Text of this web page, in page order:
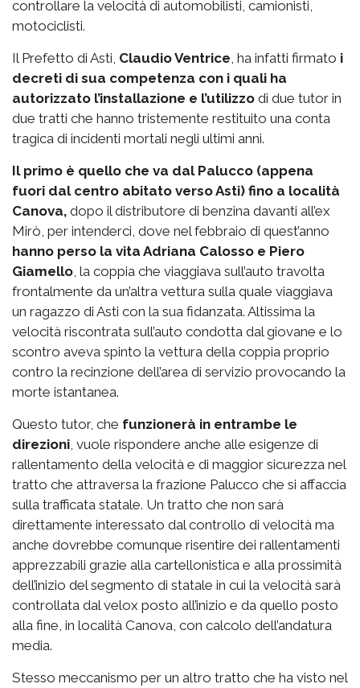
controllare la velocità di automobilisti, camionisti,
motociclisti.
Il Prefetto di Asti, Claudio Ventrice , ha infatti firmato i
decreti di sua competenza con i quali ha
autorizzato l’installazione e l’utilizzo di due tutor in
due tratti che hanno tristemente restituito una conta
tragica di incidenti mortali negli ultimi anni.
Il primo è quello che va dal Palucco (appena
fuori dal centro abitato verso Asti) fino a località
Canova, dopo il distributore di benzina davanti all’ex
Mirò, per intenderci, dove nel febbraio di quest’anno
hanno perso la vita Adriana Calosso e Piero
Giamello , la coppia che viaggiava sull’auto travolta
frontalmente da un’altra vettura sulla quale viaggiava
un ragazzo di Asti con la sua fidanzata. Altissima la
velocità riscontrata sull’auto condotta dal giovane e lo
scontro aveva spinto la vettura della coppia proprio
contro la recinzione dell’area di servizio provocando la
morte istantanea.
Questo tutor, che funzionerà in entrambe le
direzioni , vuole rispondere anche alle esigenze di
rallentamento della velocità e di maggior sicurezza nel
tratto che attraversa la frazione Palucco che si affaccia
sulla trafficata statale. Un tratto che non sarà
direttamente interessato dal controllo di velocità ma
anche dovrebbe comunque risentire dei rallentamenti
apprezzabili grazie alla cartellonistica e alla prossimità
dell’inizio del segmento di statale in cui la velocità sarà
controllata dal velox posto all’inizio e da quello posto
alla fine, in località Canova, con calcolo dell’andatura
media.
Stesso meccanismo per un altro tratto che ha visto nel